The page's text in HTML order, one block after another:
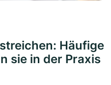
Häufige
sie in der Praxis